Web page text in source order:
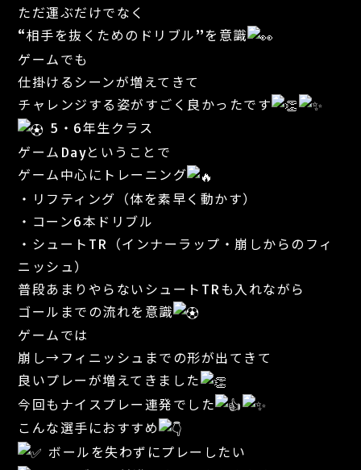
ただ運ぶだけでなく
“相手を抜くためのドリブル”を意識
ゲームでも
仕掛けるシーンが増えてきて
チャレンジする姿がすごく良かったです
5・6年生クラス
ゲームDayということで
ゲーム中心にトレーニング
・リフティング（体を素早く動かす）
・コーン6本ドリブル
・シュートTR（インナーラップ・崩しからのフィ
ニッシュ）
普段あまりやらないシュートTRも入れながら
ゴールまでの流れを意識
ゲームでは
崩し→フィニッシュまでの形が出てきて
良いプレーが増えてきました
今回もナイスプレー連発でした
こんな選手におすすめ
ボールを失わずにプレーしたい